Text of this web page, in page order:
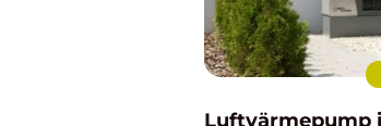
Luftvärmepump